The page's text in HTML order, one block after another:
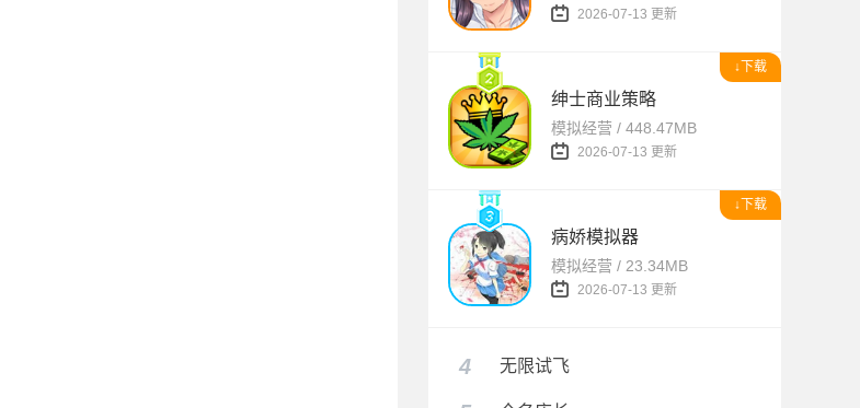
2026-07-13 更新
↓下载
绅士商业策略
模拟经营 / 448.47MB
2026-07-13 更新
↓下载
病娇模拟器
模拟经营 / 23.34MB
2026-07-13 更新
4 无限试飞